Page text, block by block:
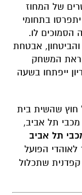
של המחוז
בתחומי
הסמוכים לו.
אבטחת
המשחק
ייפתחו בשעה
חוץ שהשית בית
תל אביב,
תל אביב
הפועל
שתכלול